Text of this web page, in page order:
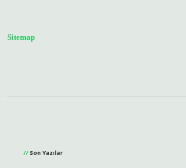
Sitemap
Son Yazılar